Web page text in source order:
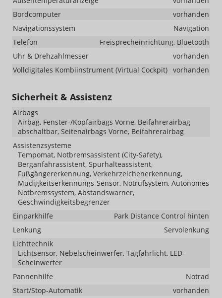
Bordcomputer
vorhanden
Navigationssystem
Navigation
Telefon
Freisprecheinrichtung, Bluetooth
Uhr & Drehzahlmesser
vorhanden
Volldigitales Kombiinstrument (Virtual Cockpit) vorhanden
Sicherheit & Assistenz
Airbags
Airbag, Fenster-/Kopfairbags Vorne, Beifahrerairbag
abschaltbar, Seitenairbags Vorne, Beifahrerairbag
Assistenzsysteme
Tempomat, Notbremsassistent (City-Safety),
Berganfahrassistent, Spurhalteassistent,
Fußgängererkennung, Verkehrzeichenerkennung,
Müdigkeitserkennungs-Sensor, Notrufsystem, Autonomes
Notbremssystem, Abstandswarner,
Geschwindigkeitsbegrenzer
Einparkhilfe
Park Distance Control hinten
Lenkung
Servolenkung
Lichttechnik
Lichtsensor, Nebelscheinwerfer, Tagfahrlicht, LED-
Scheinwerfer
Pannenhilfe
Notrad
Start/Stop-Automatik
vorhanden